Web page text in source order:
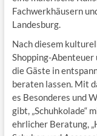
Fachwerkhäusern
Landesburg.
Nach diesem
Shopping-
die Gäste in
beraten lassen. Mit
es Besonderes und
gibt, „Schuhkolade“
ehrlicher Beratung,